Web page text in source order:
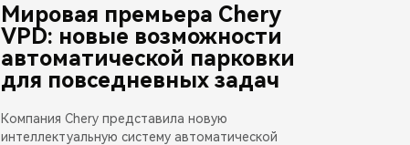
Мировая премьера Chery
VPD: новые возможности
автоматической парковки
для повседневных задач
Компания Chery представила новую
интеллектуальную систему автоматической